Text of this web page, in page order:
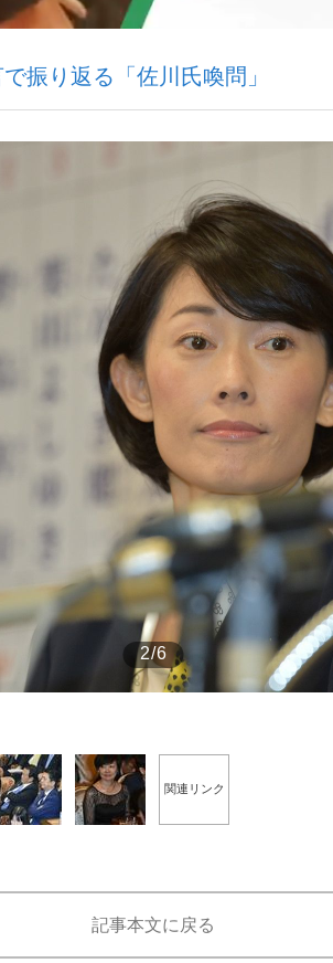
ャパン選手が証言した“NPB聞...
」サッカー日本代表・森保一監督...
もっと見る
もっと見る
振り返る「佐川氏喚問」
2/6
関連リンク
記事本文に戻る